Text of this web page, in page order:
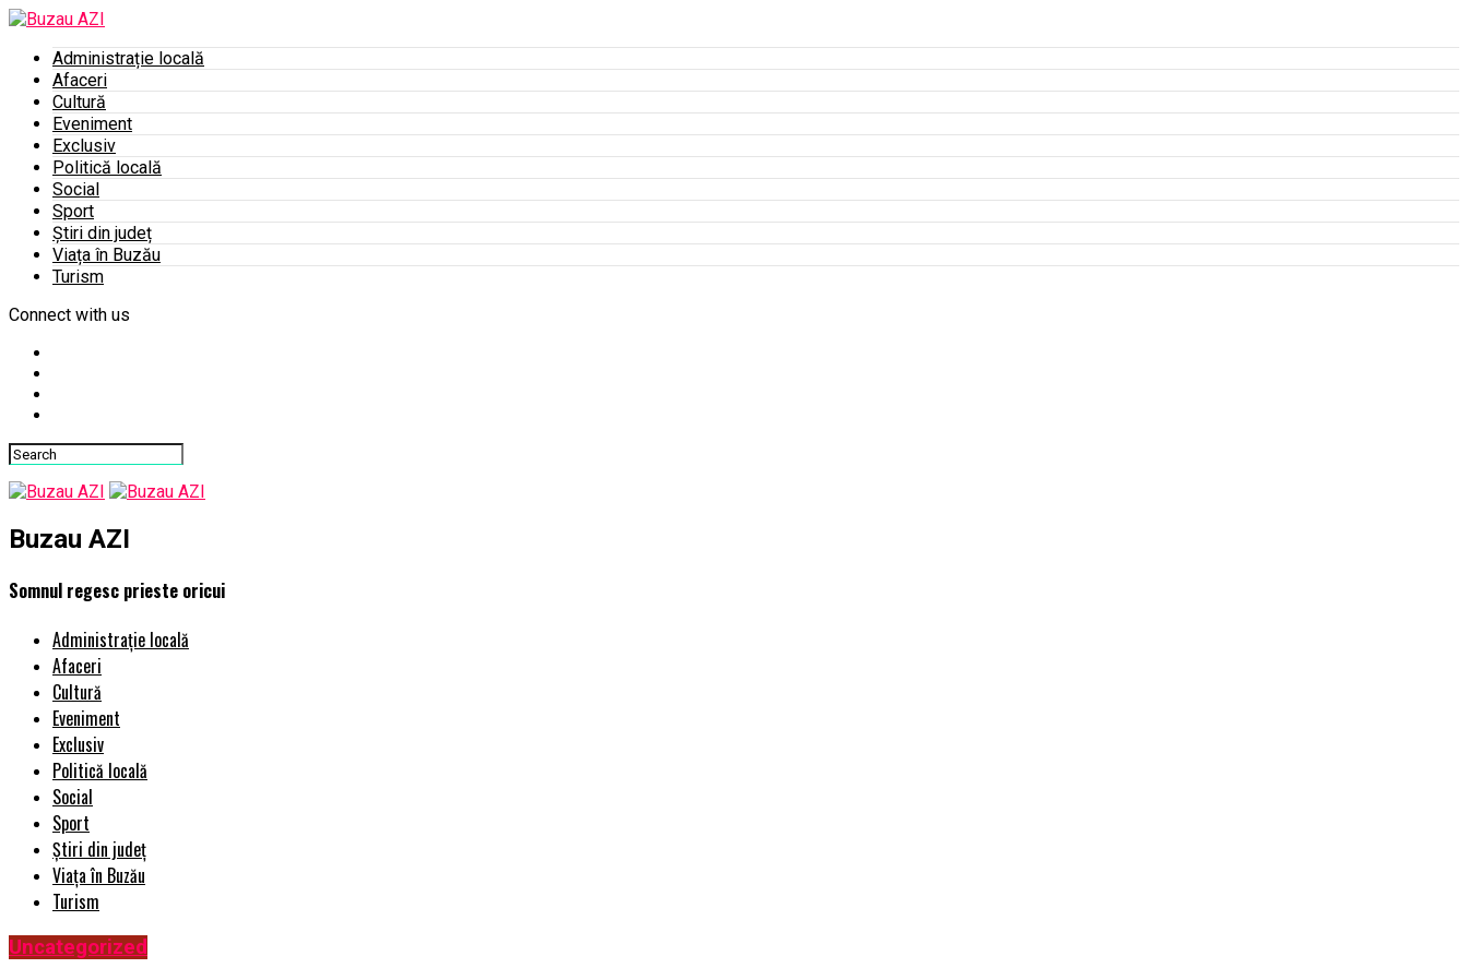
Administrație locală
Afaceri
Cultură
Eveniment
Exclusiv
Politică locală
Social
Sport
Știri din județ
Viața în Buzău
Turism
Connect with us
Buzau AZI
Somnul regesc prieste oricui
Administrație locală
Afaceri
Cultură
Eveniment
Exclusiv
Politică locală
Social
Sport
Știri din județ
Viața în Buzău
Turism
Uncategorized